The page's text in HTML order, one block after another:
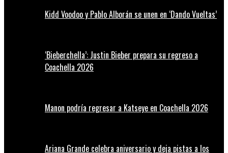
Kidd Voodoo y Pablo Alborán se unen en ‘Dando Vueltas’
‘Bieberchella’: Justin Bieber prepara su regreso a
Coachella 2026
Manon podría regresar a Katseye en Coachella 2026
Ariana Grande celebra aniversario y deja pistas a los